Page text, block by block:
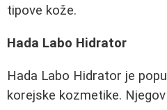
tipove kože.
Hada Labo Hidrator
Hada Labo Hidrator je
korejske kozmetike.